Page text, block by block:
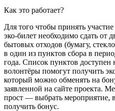
Как это работает?
Для того чтобы принять
эко‑билет необходимо сдать от
бытовых отходов (бумагу,
в один из пунктов сбора в
года. Список пунктов доступен
волонтёры помогут получить
который можно обменять на
заявленной на сайте проекта.
прост — выбрать мероприятие,
получить бонус.